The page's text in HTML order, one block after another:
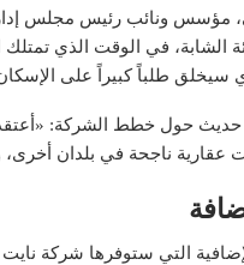
ونائب رئيس مجلس إدارة
الشابة، في الوقت الذي
سيخلق طلباً كبيراً على
حول خطط الشركة: «أعتقد
ناجحة في بلدان أخرى،
التي ستوفرها شركة